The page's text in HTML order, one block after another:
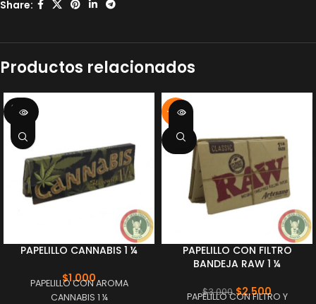
Share:
Productos relacionados
SOLD
OUT
PAPELILLO CANNABIS 1 ¼
$1.000
PAPELILLO CON AROMA
CANNABIS 1 ¼
-17%
SOLD
OUT
PAPELILLO CON FILTRO
BANDEJA RAW 1 ¼
$3.000 $2.500
PAPELILLO CON FILTRO Y